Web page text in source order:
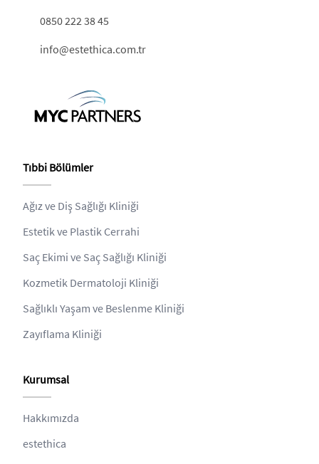
0850 222 38 45
info@estethica.com.tr
Tıbbi Bölümler
Ağız ve Diş Sağlığı Kliniği
Estetik ve Plastik Cerrahi
Saç Ekimi ve Saç Sağlığı Kliniği
Kozmetik Dermatoloji Kliniği
Sağlıklı Yaşam ve Beslenme Kliniği
Zayıflama Kliniği
Kurumsal
Hakkımızda
estethica